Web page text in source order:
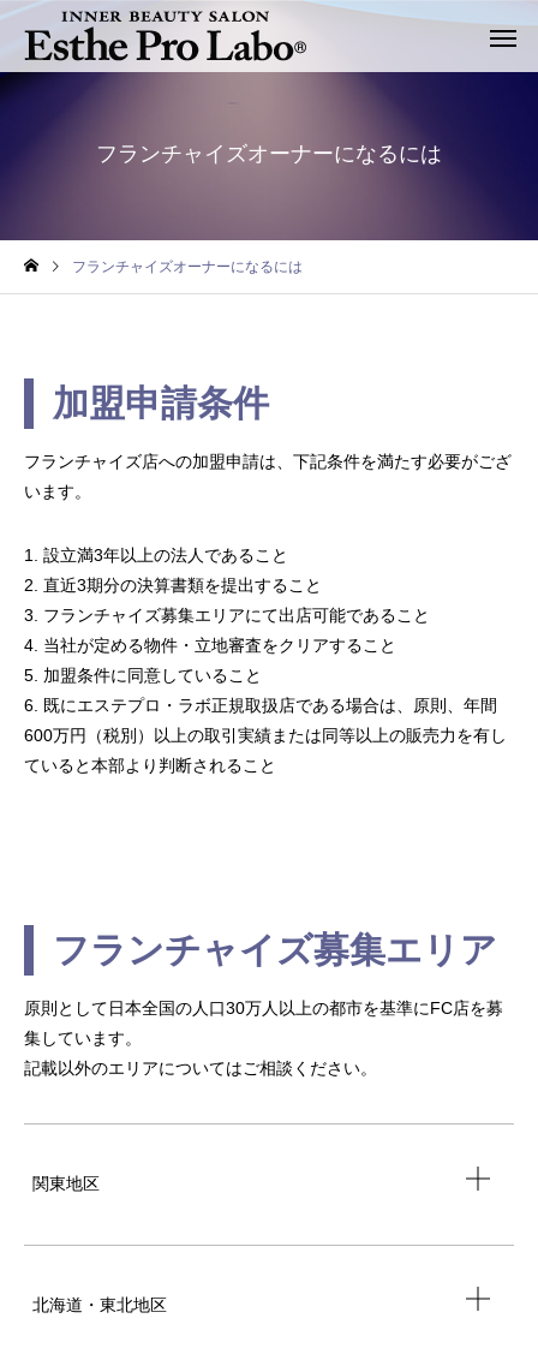
フランチャイズオーナーになるには
フランチャイズオーナーになるには
加盟申請条件
フランチャイズ店への加盟申請は、下記条件を満たす必要がござ
います。
1. 設立満3年以上の法人であること
2. 直近3期分の決算書類を提出すること
3. フランチャイズ募集エリアにて出店可能であること
4. 当社が定める物件・立地審査をクリアすること
5. 加盟条件に同意していること
6. 既にエステプロ・ラボ正規取扱店である場合は、原則、年間
600万円（税別）以上の取引実績または同等以上の販売力を有し
ていると本部より判断されること
フランチャイズ募集エリア
原則として日本全国の人口30万人以上の都市を基準にFC店を募
集しています。
記載以外のエリアについてはご相談ください。
関東地区
北海道・東北地区